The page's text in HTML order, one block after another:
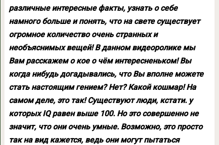
различные интересные факты, узнать о себе
намного больше и понять, что на свете существует
огромное количество очень странных и
необъяснимых вещей! В данном видеоролике мы
Вам расскажем о кое о чём интересненьком! Вы
когда нибудь догадывались, что Вы вполне можете
стать настоящим гением? Нет? Какой кошмар! На
самом деле, это так! Существуют люди, кстати. у
которых IQ равен выше 100. Но это совершенно не
значит, что они очень умные. Возможно, это просто
так на вид кажется, ведь они могут пытаться